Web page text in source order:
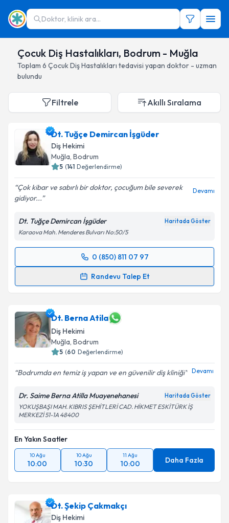
Doktor, klinik ara...
Çocuk Diş Hastalıkları, Bodrum - Muğla
Toplam 6 Çocuk Diş Hastalıkları tedavisi yapan doktor - uzman
bulundu
Filtrele Akıllı Sıralama
Dt. Tuğçe Demircan İşgüder
Diş Hekimi
Muğla, Bodrum
5 (141 Değerlendirme)
Çok kibar ve sabırlı bir doktor, çocuğum bile severek
gidiyor...
Devamı
Dt. Tuğçe Demircan İşgüder Haritada Göster
Karaova Mah. Menderes Bulvarı No:50/5
0 (850) 811 07 97
Randevu Talep Et
Randevu Takvimi Talebi
için bir takvim hazırlandığında e-posta ile
bilgilendireceğiz.
E-posta Adresiniz
Kişisel verilerimin işlenmesine ilişkin
Aydınlatma
Metni'ni okudum ve kişisel verilerimin belirtilen
kapsamda işlenmesini kabul ediyorum.
Takvim Talebini Gönder
Dt. Berna Atila
Diş Hekimi
Muğla, Bodrum
5 (60 Değerlendirme)
Bodrumda en temiz iş yapan ve en güvenilir diş kliniği Devamı
Dr. Saime Berna Atilla Muayenehanesi Haritada Göster
YOKUŞBAŞI MAH. KIBRIS ŞEHİTLERİ CAD. HİKMET ESKİTÜRK İŞ
MERKEZİ 51-1A 48400
En Yakın Saatler
10 Ağu
10:00
10 Ağu
10:30
11 Ağu
10:00 Daha Fazla
Dt. Şekip Çakmakçı
Diş Hekimi